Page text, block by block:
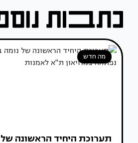
מה חדש
תערוכת היחיד הראשונה